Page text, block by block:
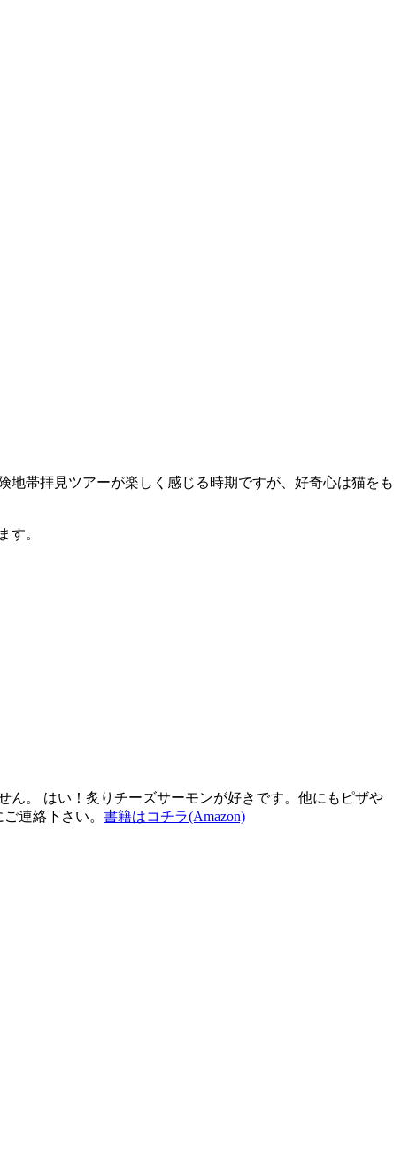
帯拝見ツアーが楽しく感じる時期ですが、好奇心は猫をも
す。
ん。 はい！炙りチーズサーモンが好きです。他にもピザや
ご連絡下さい。 書籍はコチラ(Amazon)